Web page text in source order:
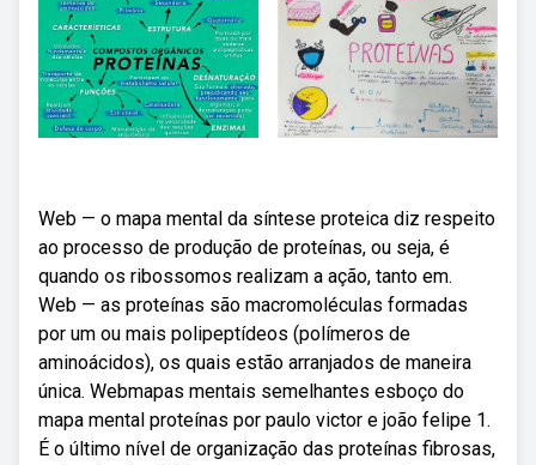
Web — o mapa mental da síntese proteica diz respeito
ao processo de produção de proteínas, ou seja, é
quando os ribossomos realizam a ação, tanto em.
Web — as proteínas são macromoléculas formadas
por um ou mais polipeptídeos (polímeros de
aminoácidos), os quais estão arranjados de maneira
única. Webmapas mentais semelhantes esboço do
mapa mental proteínas por paulo victor e joão felipe 1.
É o último nível de organização das proteínas fibrosas,